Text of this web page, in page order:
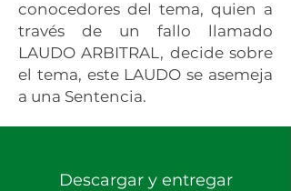
conocedores del tema, quien a
través de un fallo llamado
LAUDO ARBITRAL, decide sobre
el tema, este LAUDO se asemeja
a una Sentencia.
Descargar y entregar